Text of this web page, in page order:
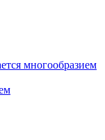
многообразием